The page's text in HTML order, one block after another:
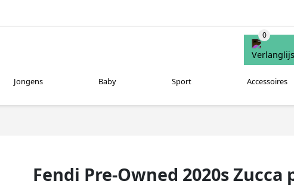
Jongens Baby Sport Accessoires
Fendi Pre-Owned 2020s